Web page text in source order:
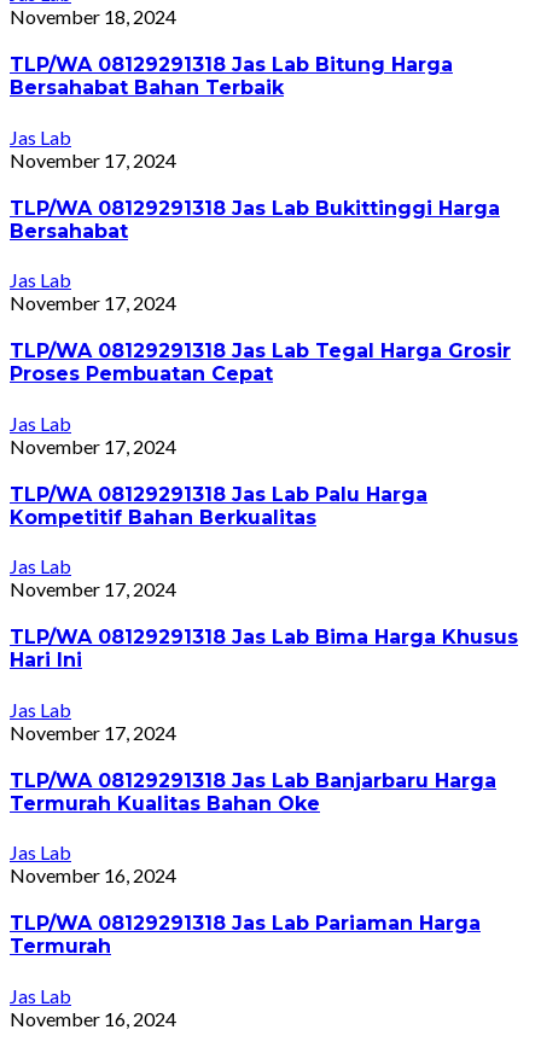
November 18, 2024
TLP/WA 08129291318 Jas Lab Bitung Harga
Bersahabat Bahan Terbaik
Jas Lab
November 17, 2024
TLP/WA 08129291318 Jas Lab Bukittinggi Harga
Bersahabat
Jas Lab
November 17, 2024
TLP/WA 08129291318 Jas Lab Tegal Harga Grosir
Proses Pembuatan Cepat
Jas Lab
November 17, 2024
TLP/WA 08129291318 Jas Lab Palu Harga
Kompetitif Bahan Berkualitas
Jas Lab
November 17, 2024
TLP/WA 08129291318 Jas Lab Bima Harga Khusus
Hari Ini
Jas Lab
November 17, 2024
TLP/WA 08129291318 Jas Lab Banjarbaru Harga
Termurah Kualitas Bahan Oke
Jas Lab
November 16, 2024
TLP/WA 08129291318 Jas Lab Pariaman Harga
Termurah
Jas Lab
November 16, 2024